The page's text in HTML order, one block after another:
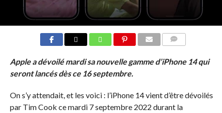
Apple a dévoilé mardi sa nouvelle gamme d’iPhone 14 qui
seront lancés dès ce 16 septembre.
On s’y attendait, et les voici : l’iPhone 14 vient d’être dévoilés
par Tim Cook ce mardi 7 septembre 2022 durant la